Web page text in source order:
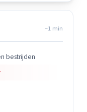
~1 min
bestrijden